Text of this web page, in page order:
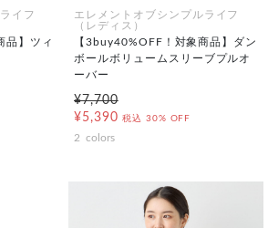
イフ
品】ツィ
エレメントオブシンプルライフ
（レディス）
【3buy40%OFF！対象商品】ダン
ボールボリュームスリーブプルオ
ーバー
¥7,700
¥5,390 税込 30% OFF
2 colors